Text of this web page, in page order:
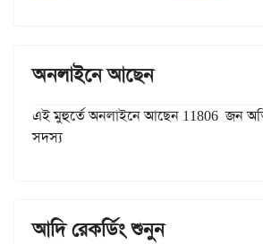
অনলাইনে আছেন
এই মুহুর্তে অনলাইনে আছেন 11806 জন
সদস্য
আদি রেকর্ডিং শুনুন